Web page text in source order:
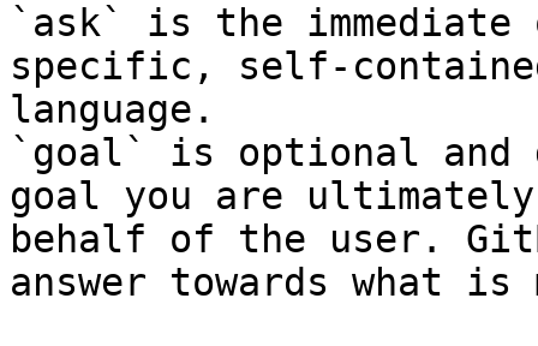
`ask` is the
specific, self-
language.
`goal` is optional and
goal you are
behalf of the user.
answer towards what